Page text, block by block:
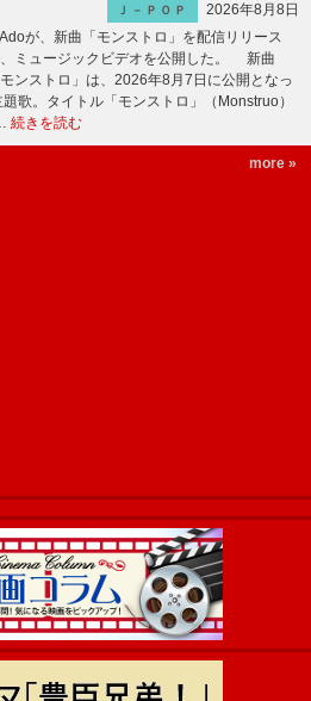
Ｊ－ＰＯＰ
2026年8月8日
が、新曲「モンストロ」を配信リリース
、ミュージックビデオを公開した。 新曲
モンストロ」は、2026年8月7日に公開となっ
歌。タイトル「モンストロ」（Monstruo）
続きを読む
more »